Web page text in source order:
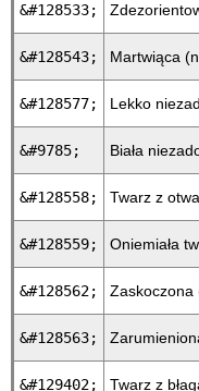
&#128533;
&#128543; Martwiąca
&#128577; Lekko
&#9785; Biała
&#128558; Twarz z
&#128559; Oniemiała
&#128562; Zaskoczona
&#128563;
&#129402; Twarz z